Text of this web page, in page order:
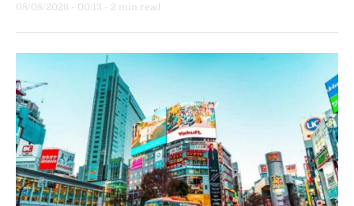
08/08/2026 - 00:13 - 2 min read